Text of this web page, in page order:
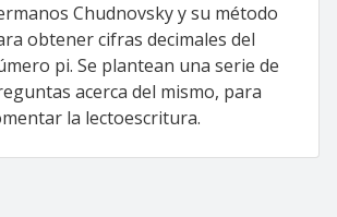
Chudnovsky y su método
obtener cifras decimales del
pi. Se plantean una serie de
acerca del mismo, para
la lectoescritura.